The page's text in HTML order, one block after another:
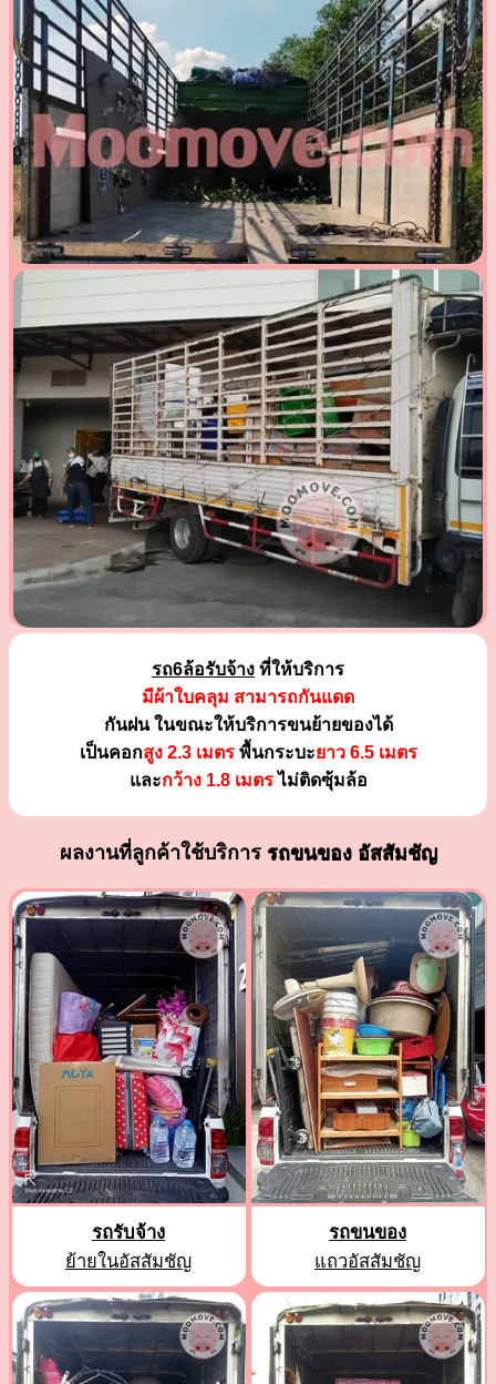
รถ6ล้อรับจ้าง ที่ให้บริการ
มีผ้าใบคลุม สามารถกันแดด
กันฝน ในขณะให้บริการขนย้ายของได้
เป็นคอกสูง 2.3 เมตรพื้นกระบะยาว 6.5 เมตร
และกว้าง 1.8 เมตรไม่ติดซุ้มล้อ
ผลงานที่ลูกค้าใช้บริการ รถขนของ อัสสัมชัญ
รถรับจ้าง
ย้ายในอัสสัมชัญ
รถขนของ
แถวอัสสัมชัญ